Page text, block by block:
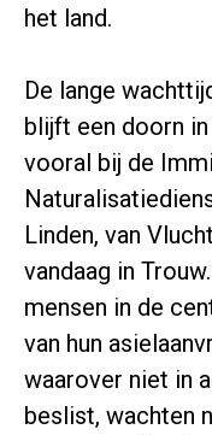
het land.
De lange
blijft een doorn
vooral bij de
Linden, van
vandaag in
mensen in de
van hun
waarover niet in
beslist, wachten